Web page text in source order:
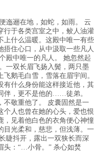
迤逦在地，如蛇，如雨。 云
行于各类宫室之中，鲛人油灌
上什么温暖。这殿中唯一有些
捂住心口，从中汲取一些凡人
殿中唯一的凡人。 她忽然起
一双长眉飞扬入鬓，两只墨
鹅毛白雪，雪落在眉宇间。
有什么身份能这样接近他，其
伴，更不是他的……徒弟。
不敬重他了。 皮囊固然是一
个人也曾在她的心头，爱也恨
，见着他白色的衣角便心神憧
目光柔和，慈悲，但浅薄。一
睫抖开，露出一双狭长而深
头：“…小骨。” 杀心如焚